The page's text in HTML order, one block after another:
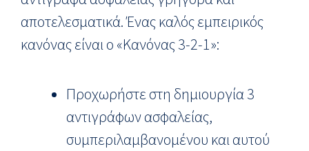
αποτελεσματικά. Ένας καλός εμπειρικός
κανόνας είναι ο «Κανόνας 3-2-1»:
Προχωρήστε στη δημιουργία 3
αντιγράφων ασφαλείας,
συμπεριλαμβανομένου και αυτού